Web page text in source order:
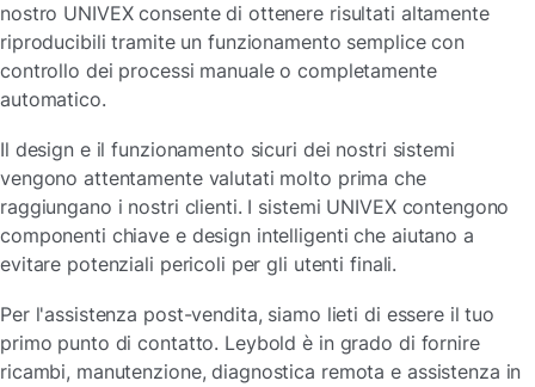
nostro UNIVEX consente di ottenere risultati altamente
riproducibili tramite un funzionamento semplice con
controllo dei processi manuale o completamente
automatico.
Il design e il funzionamento sicuri dei nostri sistemi
vengono attentamente valutati molto prima che
raggiungano i nostri clienti. I sistemi UNIVEX contengono
componenti chiave e design intelligenti che aiutano a
evitare potenziali pericoli per gli utenti finali.
Per l'assistenza post-vendita, siamo lieti di essere il tuo
primo punto di contatto. Leybold è in grado di fornire
ricambi, manutenzione, diagnostica remota e assistenza in